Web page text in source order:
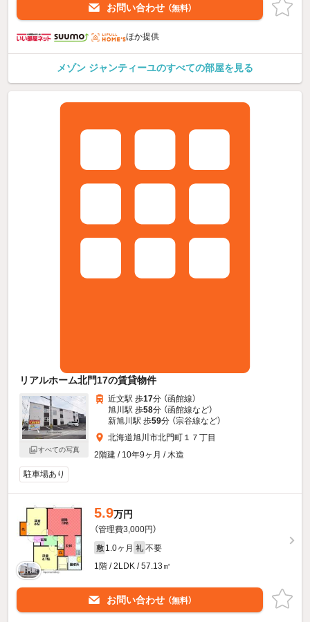
お問い合わせ （無料）
ほか提供
メゾン ジャンティーユのすべての部屋を見る
リアルホーム北門17の賃貸物件
すべての写真
近文駅 歩17分 （函館線）
旭川駅 歩58分 （函館線など）
新旭川駅 歩59分 （宗谷線など）
北海道旭川市北門町１７丁目
2階建 / 10年9ヶ月 / 木造
駐車場あり
5.9万円
（管理費3,000円）
敷 1.0ヶ月 礼 不要
1階 / 2LDK / 57.13㎡
お問い合わせ （無料）